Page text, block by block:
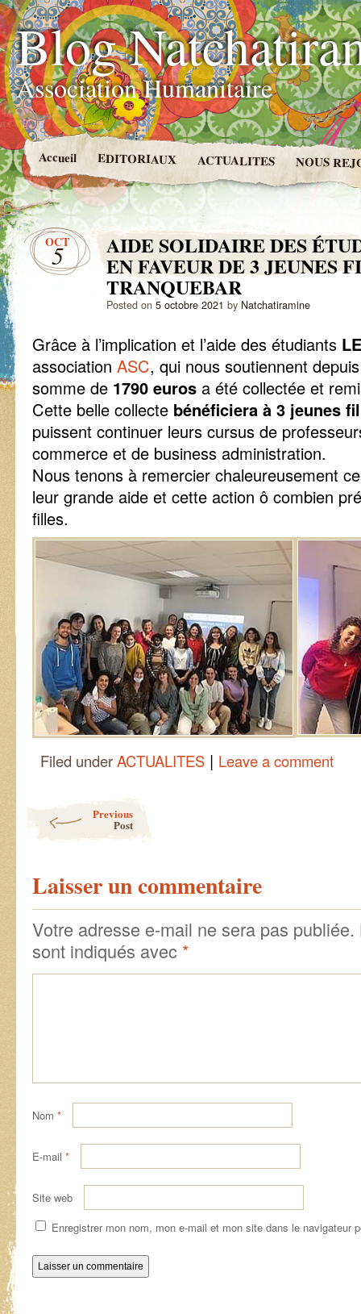
Blog
Association Humanitaire
Accueil EDITORIAUX ACTUALITES NOUS
OCT
5 AIDE SOLIDAIRE DES
EN FAVEUR DE 3 JEUNES
TRANQUEBAR
Posted on 5 octobre 2021 by Natchatiramine
Grâce à l’implication et l’aide des étudiants
association ASC, qui nous soutiennent
somme de 1790 euros a été collectée et
Cette belle collecte bénéficiera à 3 jeunes
puissent continuer leurs cursus de
commerce et de business administration.
Nous tenons à remercier chaleureusement
leur grande aide et cette action ô combien
filles.
Filed underACTUALITES | Leave a comment
Previous
Post
Laisser un commentaire
Votre adresse e-mail ne sera pas publiée.
sont indiqués avec *
Nom *
E-mail *
Site web
Enregistrer mon nom, mon e-mail et mon site dans le navigateur